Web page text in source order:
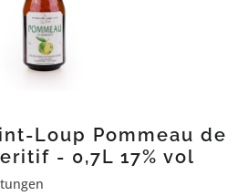
Loup Pommeau de
- 0,7L 17% vol